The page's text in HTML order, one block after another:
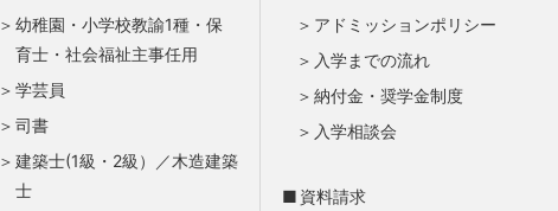
幼稚園・小学校教諭1種・保
育士・社会福祉主事任用
学芸員
司書
建築士(1級・2級）／木造建築
士
アドミッションポリシー
入学までの流れ
納付金・奨学金制度
入学相談会
資料請求